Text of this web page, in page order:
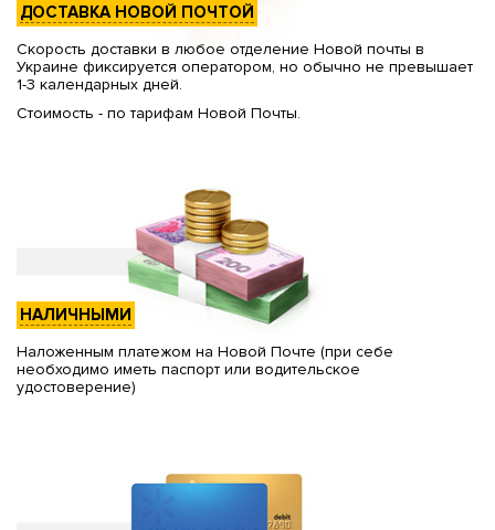
ДОСТАВКА НОВОЙ ПОЧТОЙ
Скорость доставки в любое отделение Новой почты в
Украине фиксируется оператором, но обычно не превышает
1-3 календарных дней.
Стоимость - по тарифам Новой Почты.
НАЛИЧНЫМИ
Наложенным платежом на Новой Почте (при себе
необходимо иметь паспорт или водительское
удостоверение)